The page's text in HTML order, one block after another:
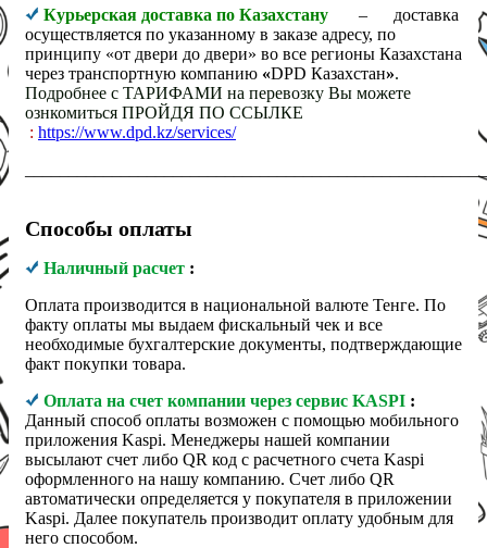
Курьерская доставка по Казахстану
– доставка
осуществляется по указанному в заказе адресу, по
принципу «от двери до двери» во все регионы Казахстана
через транспортную компанию «DPD Казахстан».
Подробнее с ТАРИФАМИ на перевозку Вы можете
ознкомиться ПРОЙДЯ ПО ССЫЛКЕ
: https://www.dpd.kz/services/
Способы оплаты
Наличный расчет :
Оплата производится в национальной валюте Тенге. По
факту оплаты мы выдаем фискальный чек и все
необходимые бухгалтерские документы, подтверждающие
факт покупки товара.
Оплата на счет компании через сервис KASPI :
Данный способ оплаты возможен с помощью мобильного
приложения Kaspi. Менеджеры нашей компании
высылают счет либо QR код с расчетного счета Kaspi
оформленного на нашу компанию. Счет либо QR
автоматически определяется у покупателя в приложении
Kaspi. Далее покупатель производит оплату удобным для
него способом.